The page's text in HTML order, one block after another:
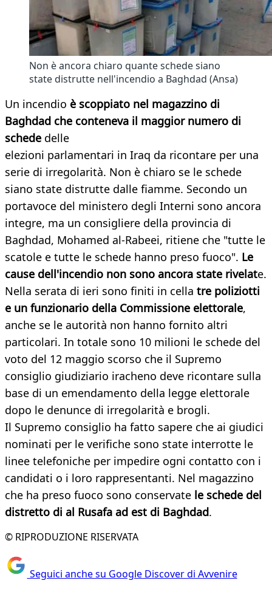
Non è ancora chiaro quante schede siano
state distrutte nell'incendio a Baghdad (Ansa)
Un incendio è scoppiato nel magazzino di
Baghdad che conteneva il maggior numero di
schede delle
elezioni parlamentari in Iraq da ricontare per una
serie di irregolarità. Non è chiaro se le schede
siano state distrutte dalle fiamme. Secondo un
portavoce del ministero degli Interni sono ancora
integre, ma un consigliere della provincia di
Baghdad, Mohamed al-Rabeei, ritiene che "tutte le
scatole e tutte le schede hanno preso fuoco". Le
cause dell'incendio non sono ancora state rivelate.
Nella serata di ieri sono finiti in cella tre poliziotti
e un funzionario della Commissione elettorale,
anche se le autorità non hanno fornito altri
particolari. In totale sono 10 milioni le schede del
voto del 12 maggio scorso che il Supremo
consiglio giudiziario iracheno deve ricontare sulla
base di un emendamento della legge elettorale
dopo le denunce di irregolarità e brogli.
Il Supremo consiglio ha fatto sapere che ai giudici
nominati per le verifiche sono state interrotte le
linee telefoniche per impedire ogni contatto con i
candidati o i loro rappresentanti. Nel magazzino
che ha preso fuoco sono conservate le schede del
distretto di al Rusafa ad est di Baghdad.
© RIPRODUZIONE RISERVATA
Seguici anche su Google Discover di Avvenire